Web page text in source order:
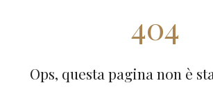
404
Ops, questa pagina non è